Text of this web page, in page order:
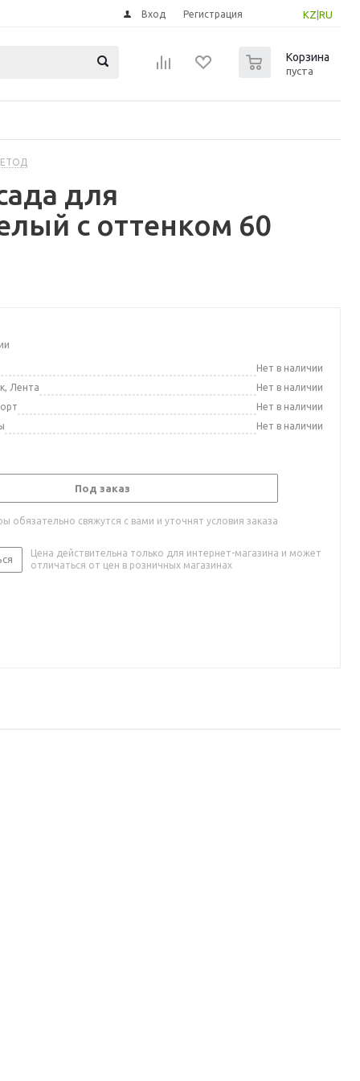
KZ RU
Вход Регистрация
Корзина
пуста
для
с оттенком 60
Нет в наличии
Лента
Нет в наличии
Нет в наличии
Нет в наличии
Под заказ
обязательно свяжутся с вами и уточнят условия заказа
Цена действительна только для интернет-магазина и может
отличаться от цен в розничных магазинах